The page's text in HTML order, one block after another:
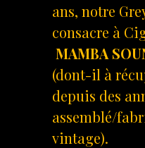
ans, notre
consacre à
MAMBA
(dont-il à
depuis des
assemblé/
vintage).